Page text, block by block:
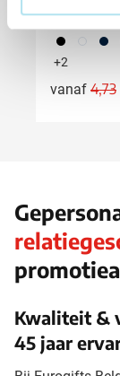
001 002 411
+2
vanaf 4,73
Kwaliteit &
45 jaar